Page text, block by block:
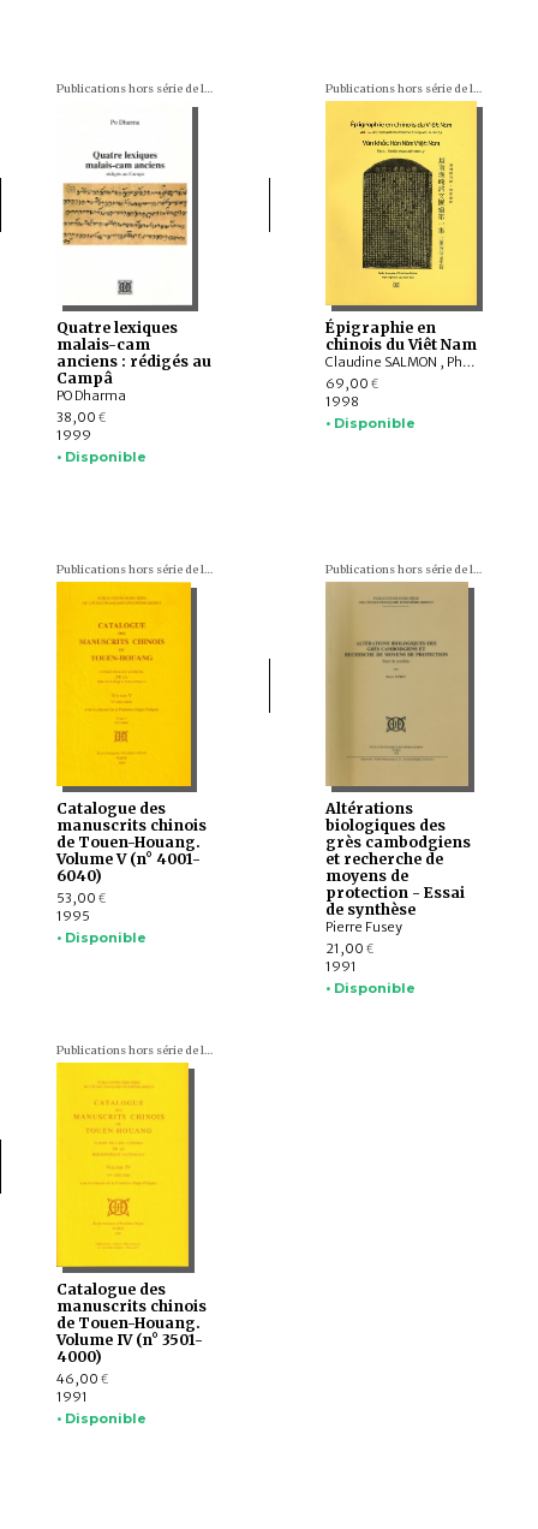
Publications hors série de l'École française d'Extrême-Orient
Quatre lexiques
malais-cam
anciens : rédigés au
Campâ
PO Dharma
38,00 €
1999
• Disponible
Publications hors série de l'École française d'Extrême-Orient
Épigraphie en
chinois du Viêt Nam
Claudine SALMON , Phan Van Cac
69,00 €
1998
• Disponible
Publications hors série de l'École française d'Extrême-Orient
Catalogue des
manuscrits chinois
de Touen-Houang.
Volume V (n° 4001-
6040)
53,00 €
1995
• Disponible
Publications hors série de l'École française d'Extrême-Orient
Altérations
biologiques des
grès cambodgiens
et recherche de
moyens de
protection - Essai
de synthèse
Pierre Fusey
21,00 €
1991
• Disponible
Publications hors série de l'École française d'Extrême-Orient
Catalogue des
manuscrits chinois
de Touen-Houang.
Volume IV (n° 3501-
4000)
46,00 €
1991
• Disponible